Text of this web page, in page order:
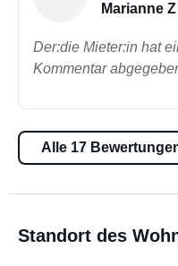
Marianne Z
Der:die Mieter:in hat
Kommentar
Alle 17
Standort des